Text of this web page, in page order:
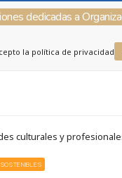
dedicadas a
la política de privacidad
culturales y